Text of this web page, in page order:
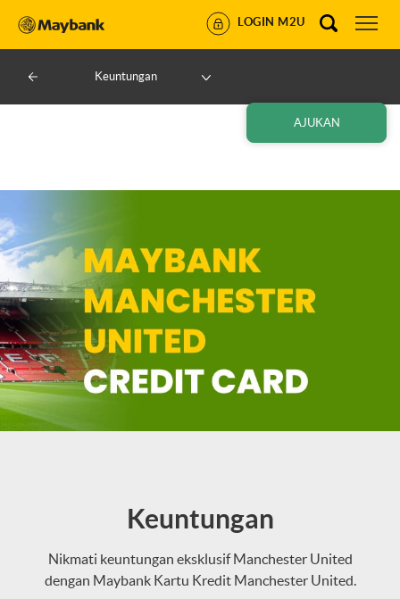
LOGIN M2U
Keuntungan
AJUKAN
Keuntungan
Nikmati keuntungan eksklusif Manchester United
dengan Maybank Kartu Kredit Manchester United.